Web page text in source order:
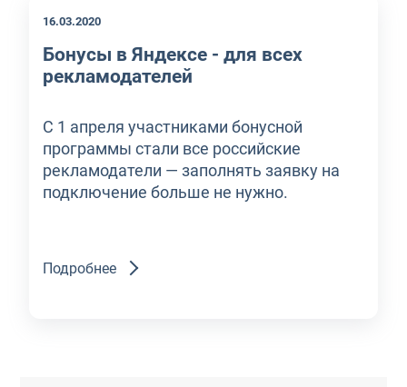
16.03.2020
Бонусы в Яндексе - для всех
рекламодателей
С 1 апреля участниками бонусной
программы стали все российские
рекламодатели — заполнять заявку на
подключение больше не нужно.
Подробнее